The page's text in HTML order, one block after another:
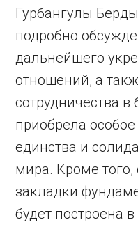
Гурбангулы
подробно
дальнейшего
отношений, а
сотрудничества
приобрела
единства и
мира. Кроме того,
закладки
будет построена